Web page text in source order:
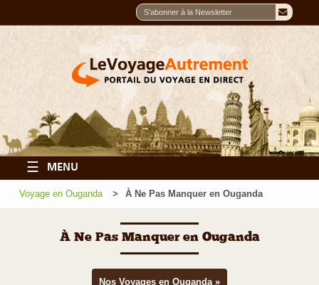
☰ MENU
Voyage en Ouganda À Ne Pas Manquer en Ouganda
À Ne Pas Manquer en Ouganda
Nos Voyages en Ouganda »